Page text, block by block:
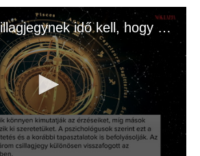
Ennek a 3 csillagjegynek idő kell, hogy megnyíljon